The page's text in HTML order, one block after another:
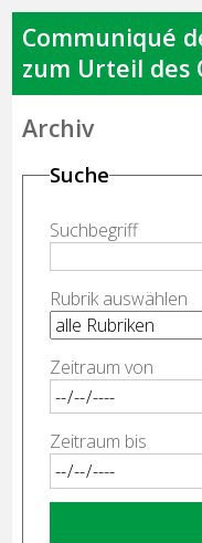
Communiqué
zum Urteil des
Archiv
Suche
Suchbegriff
Rubrik auswählen
Zeitraum von
Zeitraum bis